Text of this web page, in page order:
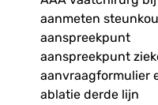
aanmeten
aanspreekpunt
aanspreekpunt
aanvraagformulier
ablatie derde lijn